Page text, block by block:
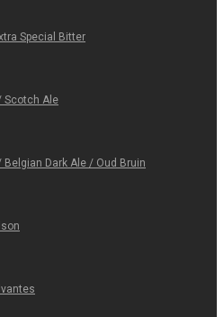
Special Bitter
Scotch Ale
Belgian Dark Ale / Oud Bruin